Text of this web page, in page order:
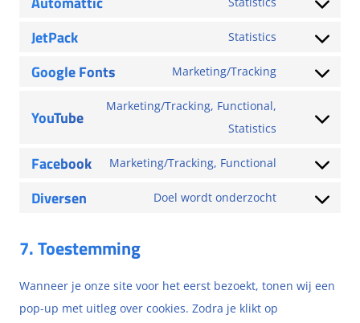
JetPack Statistics
Google Fonts Marketing/Tracking
YouTube
Marketing/Tracking, Functional,
Statistics
Facebook Marketing/Tracking, Functional
Diversen Doel wordt onderzocht
7. Toestemming
Wanneer je onze site voor het eerst bezoekt, tonen wij een
pop-up met uitleg over cookies. Zodra je klikt op